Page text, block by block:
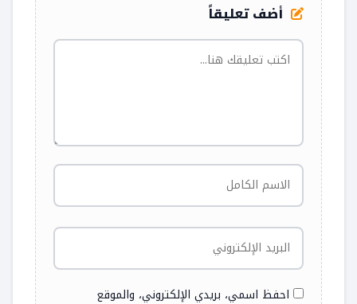
أضف تعليقاً
احفظ اسمي، بريدي الإلكتروني، والموقع